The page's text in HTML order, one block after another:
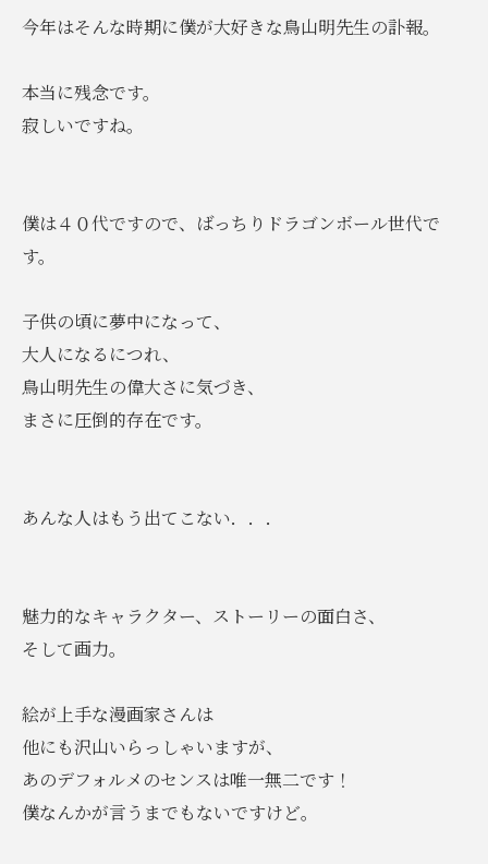
今年はそんな時期に僕が大好きな鳥山明先生の訃報。
本当に残念です。
寂しいですね。
僕は４０代ですので、ばっちりドラゴンボール世代で
す。
子供の頃に夢中になって、
大人になるにつれ、
鳥山明先生の偉大さに気づき、
まさに圧倒的存在です。
あんな人はもう出てこない．．．
魅力的なキャラクター、ストーリーの面白さ、
そして画力。
絵が上手な漫画家さんは
他にも沢山いらっしゃいますが、
あのデフォルメのセンスは唯一無二です！
僕なんかが言うまでもないですけど。